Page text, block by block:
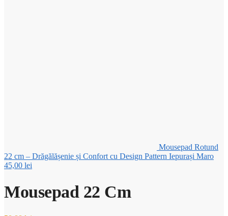
Mousepad Rotund
22 cm – Drăgălășenie și Confort cu Design Pattern Iepurași Maro
45,00 lei
Mousepad 22 Cm